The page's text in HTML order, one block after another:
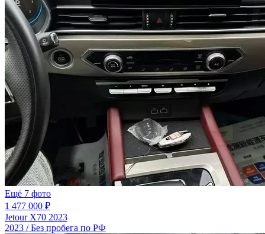
Ещё 7 фото
1 477 000 ₽
Jetour X70 2023
2023 / Без пробега по РФ